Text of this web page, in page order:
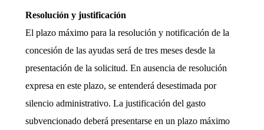
Resolución y justificación
El plazo máximo para la resolución y notificación de la
concesión de las ayudas será de tres meses desde la
presentación de la solicitud. En ausencia de resolución
expresa en este plazo, se entenderá desestimada por
silencio administrativo. La justificación del gasto
subvencionado deberá presentarse en un plazo máximo